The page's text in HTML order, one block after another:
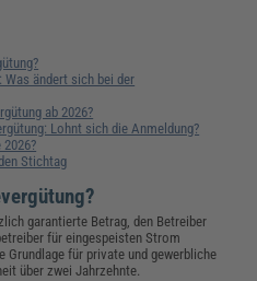
ändert sich bei der
ab 2026?
Lohnt sich die Anmeldung?
2026?
Stichtag
garantierte Betrag, den Betreiber
für eingespeisten Strom
für private und gewerbliche
über zwei Jahrzehnte.